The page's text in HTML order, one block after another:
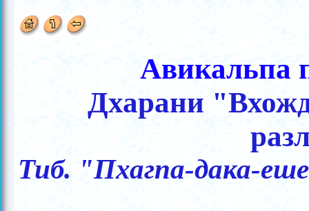
Авикальпа
Дхарани
Тиб. "Пхагпа-дака-